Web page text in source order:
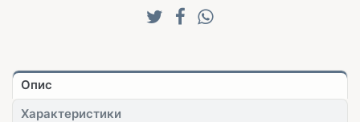
Опис
Характеристики